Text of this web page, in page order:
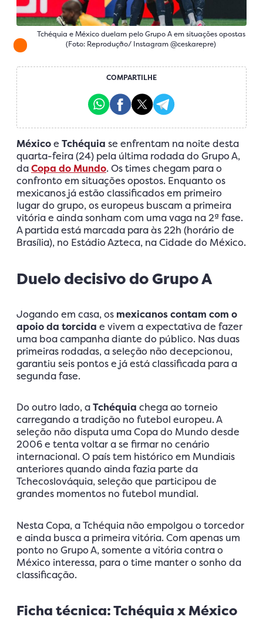
Tchéquia e México duelam pelo Grupo A em situações opostas
(Foto: Reprodução/ Instagram @ceskarepre)
COMPARTILHE
Méxicoe Tchéquia se enfrentam na noite desta
quarta-feira (24) pela última rodada do Grupo A,
daCopa do Mundo. Os times chegam para o
confronto em situações opostos. Enquanto os
mexicanos já estão classificados em primeiro
lugar do grupo, os europeus buscam a primeira
vitória e ainda sonham com uma vaga na 2ª fase.
A partida está marcada para às 22h (horário de
Brasília), no Estádio Azteca, na Cidade do México.
Duelo decisivo do Grupo A
Jogando em casa, os mexicanos contam com o
apoio da torcida e vivem a expectativa de fazer
uma boa campanha diante do público. Nas duas
primeiras rodadas, a seleção não decepcionou,
garantiu seis pontos e já está classificada para a
segunda fase.
Do outro lado, aTchéquia chega ao torneio
carregando a tradição no futebol europeu. A
seleção não disputa uma Copa do Mundo desde
2006 e tenta voltar a se firmar no cenário
internacional. O país tem histórico em Mundiais
anteriores quando ainda fazia parte da
Tchecoslováquia, seleção que participou de
grandes momentos no futebol mundial.
Nesta Copa, a Tchéquia não empolgou o torcedor
e ainda busca a primeira vitória. Com apenas um
ponto no Grupo A, somente a vitória contra o
México interessa, para o time manter o sonho da
classificação.
Ficha técnica: Tchéquia x México